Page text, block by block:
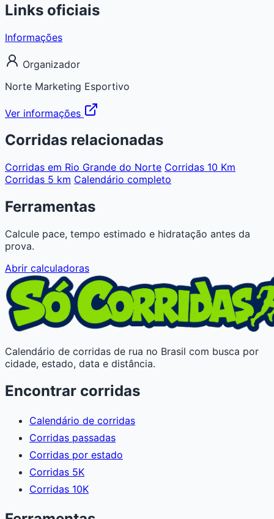
Links oficiais
Informações
Organizador
Norte Marketing Esportivo
Ver informações
Corridas relacionadas
Corridas em Rio Grande do Norte Corridas 10 Km
Corridas 5 km Calendário completo
Ferramentas
Calcule pace, tempo estimado e hidratação antes da
prova.
Abrir calculadoras
Calendário de corridas de rua no Brasil com busca por
cidade, estado, data e distância.
Encontrar corridas
Calendário de corridas
Corridas passadas
Corridas por estado
Corridas 5K
Corridas 10K